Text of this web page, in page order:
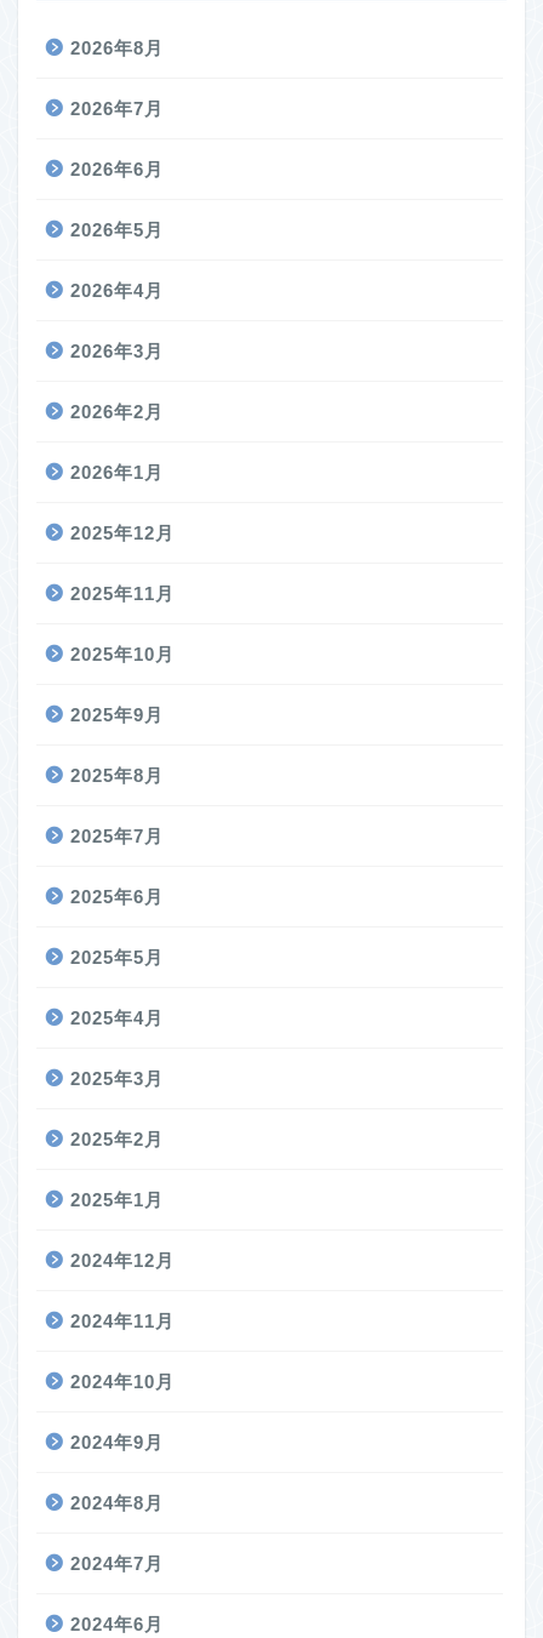
2026年8月
2026年7月
2026年6月
2026年5月
2026年4月
2026年3月
2026年2月
2026年1月
2025年12月
2025年11月
2025年10月
2025年9月
2025年8月
2025年7月
2025年6月
2025年5月
2025年4月
2025年3月
2025年2月
2025年1月
2024年12月
2024年11月
2024年10月
2024年9月
2024年8月
2024年7月
2024年6月